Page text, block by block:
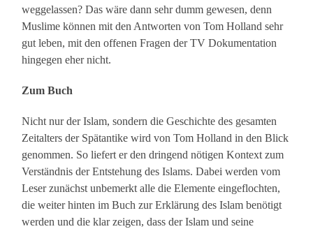
weggelassen? Das wäre dann sehr dumm gewesen, denn
Muslime können mit den Antworten von Tom Holland sehr
gut leben, mit den offenen Fragen der TV Dokumentation
hingegen eher nicht.
Zum Buch
Nicht nur der Islam, sondern die Geschichte des gesamten
Zeitalters der Spätantike wird von Tom Holland in den Blick
genommen. So liefert er den dringend nötigen Kontext zum
Verständnis der Entstehung des Islams. Dabei werden vom
Leser zunächst unbemerkt alle die Elemente eingeflochten,
die weiter hinten im Buch zur Erklärung des Islam benötigt
werden und die klar zeigen, dass der Islam und seine